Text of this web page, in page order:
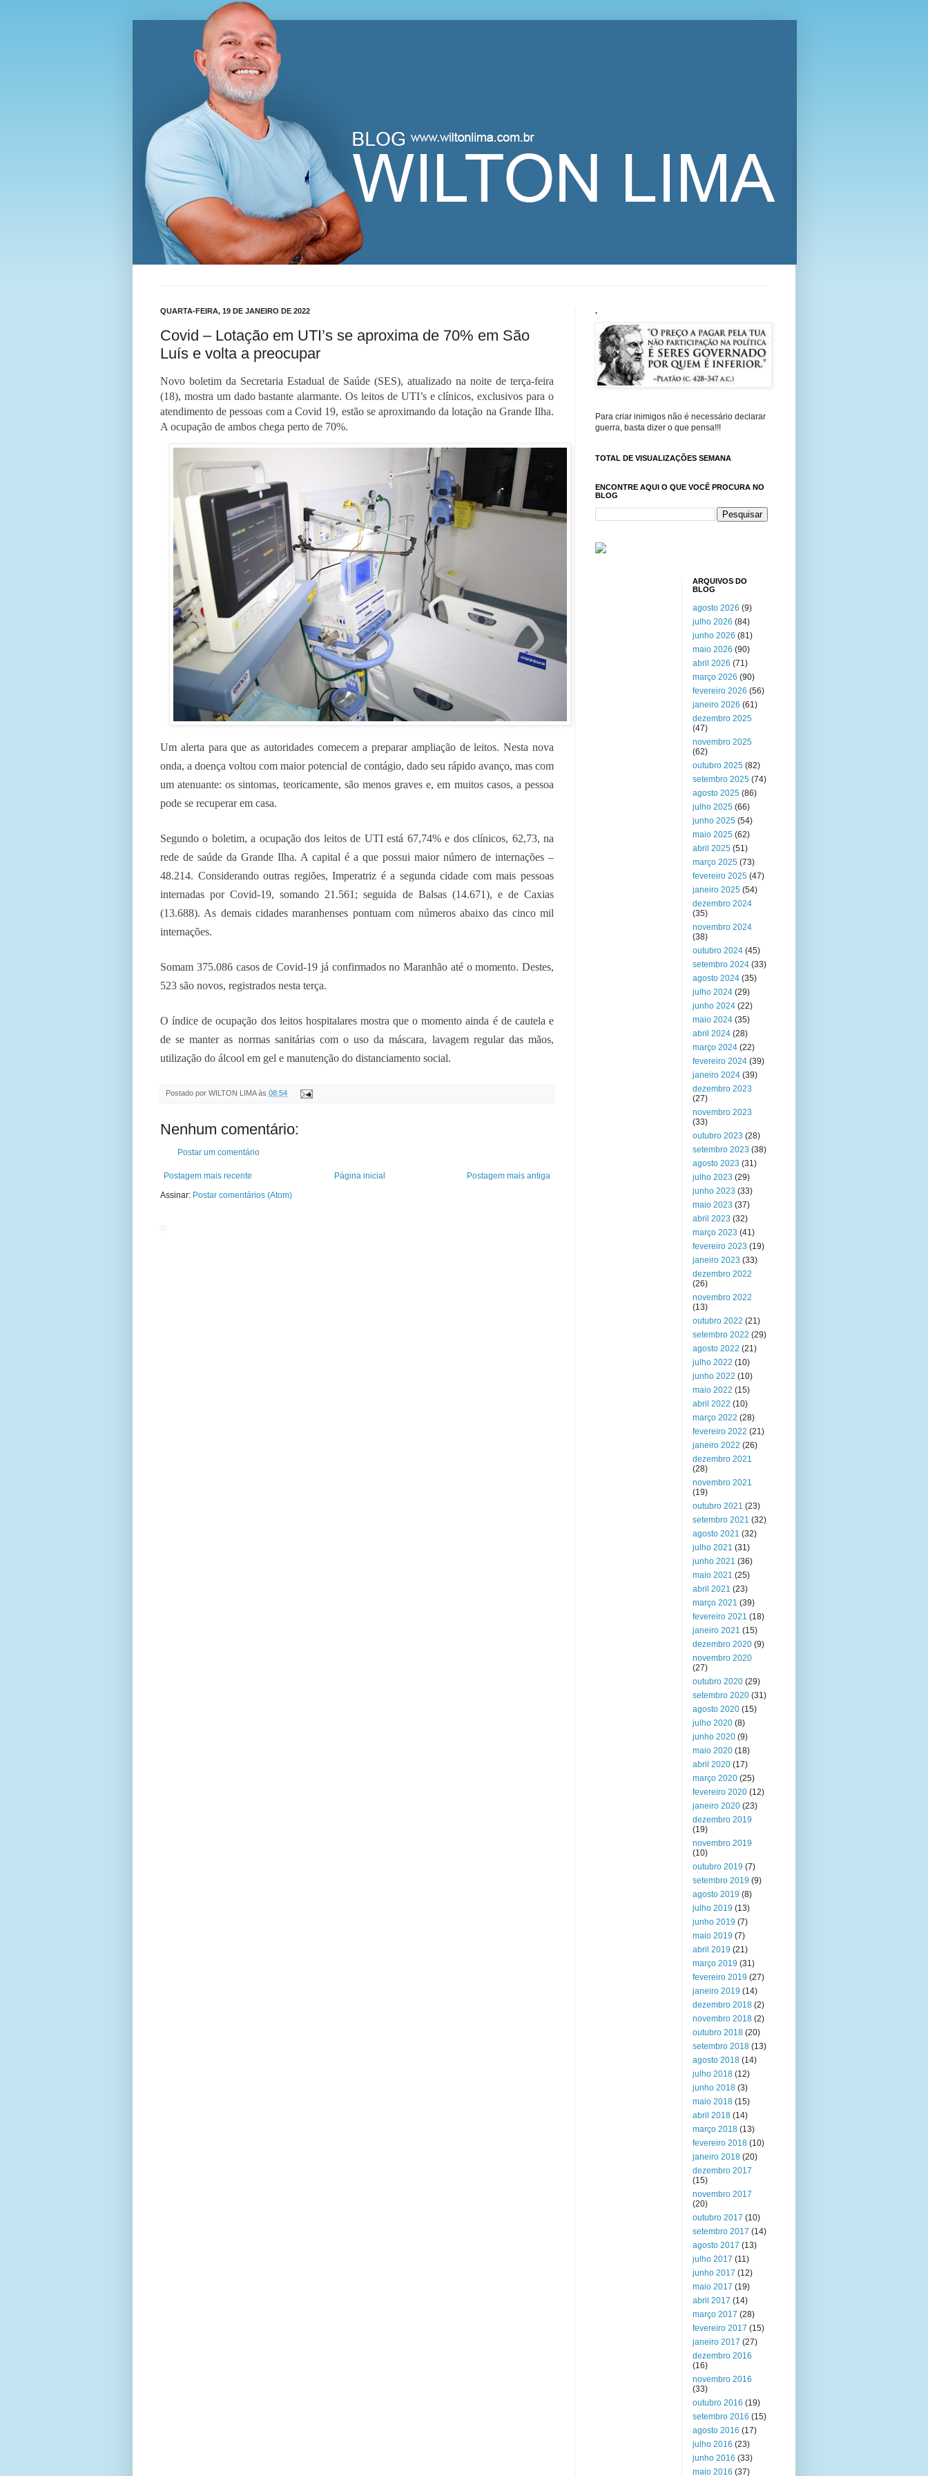
Blog Wilton Lima
QUARTA-FEIRA, 19 DE JANEIRO DE 2022
Covid – Lotação em UTI’s se aproxima de 70% em São
Luís e volta a preocupar
Novo boletim da Secretaria Estadual de Saúde (SES), atualizado na noite de terça-feira
(18), mostra um dado bastante alarmante. Os leitos de UTI’s e clínicos, exclusivos para o
atendimento de pessoas com a Covid 19, estão se aproximando da lotação na Grande Ilha.
A ocupação de ambos chega perto de 70%.
Um alerta para que as autoridades comecem a preparar ampliação de leitos. Nesta nova
onda, a doença voltou com maior potencial de contágio, dado seu rápido avanço, mas com
um atenuante: os sintomas, teoricamente, são menos graves e, em muitos casos, a pessoa
pode se recuperar em casa.
Segundo o boletim, a ocupação dos leitos de UTI está 67,74% e dos clínicos, 62,73, na
rede de saúde da Grande Ilha. A capital é a que possui maior número de internações –
48.214. Considerando outras regiões, Imperatriz é a segunda cidade com mais pessoas
internadas por Covid-19, somando 21.561; seguida de Balsas (14.671), e de Caxias
(13.688). As demais cidades maranhenses pontuam com números abaixo das cinco mil
internações.
Somam 375.086 casos de Covid-19 já confirmados no Maranhão até o momento. Destes,
523 são novos, registrados nesta terça.
O índice de ocupação dos leitos hospitalares mostra que o momento ainda é de cautela e
de se manter as normas sanitárias com o uso da máscara, lavagem regular das mãos,
utilização do álcool em gel e manutenção do distanciamento social.
Postado por WILTON LIMA às 08:54
Nenhum comentário:
Postar um comentário
Postagem mais recente Postagem mais antiga
Página inicial
Assinar: Postar comentários (Atom)
.
Para criar inimigos não é necessário declarar
guerra, basta dizer o que pensa!!!
TOTAL DE VISUALIZAÇÕES SEMANA
ENCONTRE AQUI O QUE VOCÊ PROCURA NO
BLOG
ARQUIVOS DO
BLOG
agosto 2026 (9)
julho 2026 (84)
junho 2026 (81)
maio 2026 (90)
abril 2026 (71)
março 2026 (90)
fevereiro 2026 (56)
janeiro 2026 (61)
dezembro 2025
(47)
novembro 2025
(62)
outubro 2025 (82)
setembro 2025 (74)
agosto 2025 (86)
julho 2025 (66)
junho 2025 (54)
maio 2025 (62)
abril 2025 (51)
março 2025 (73)
fevereiro 2025 (47)
janeiro 2025 (54)
dezembro 2024
(35)
novembro 2024
(38)
outubro 2024 (45)
setembro 2024 (33)
agosto 2024 (35)
julho 2024 (29)
junho 2024 (22)
maio 2024 (35)
abril 2024 (28)
março 2024 (22)
fevereiro 2024 (39)
janeiro 2024 (39)
dezembro 2023
(27)
novembro 2023
(33)
outubro 2023 (28)
setembro 2023 (38)
agosto 2023 (31)
julho 2023 (29)
junho 2023 (33)
maio 2023 (37)
abril 2023 (32)
março 2023 (41)
fevereiro 2023 (19)
janeiro 2023 (33)
dezembro 2022
(26)
novembro 2022
(13)
outubro 2022 (21)
setembro 2022 (29)
agosto 2022 (21)
julho 2022 (10)
junho 2022 (10)
maio 2022 (15)
abril 2022 (10)
março 2022 (28)
fevereiro 2022 (21)
janeiro 2022 (26)
dezembro 2021
(28)
novembro 2021
(19)
outubro 2021 (23)
setembro 2021 (32)
agosto 2021 (32)
julho 2021 (31)
junho 2021 (36)
maio 2021 (25)
abril 2021 (23)
março 2021 (39)
fevereiro 2021 (18)
janeiro 2021 (15)
dezembro 2020 (9)
novembro 2020
(27)
outubro 2020 (29)
setembro 2020 (31)
agosto 2020 (15)
julho 2020 (8)
junho 2020 (9)
maio 2020 (18)
abril 2020 (17)
março 2020 (25)
fevereiro 2020 (12)
janeiro 2020 (23)
dezembro 2019
(19)
novembro 2019
(10)
outubro 2019 (7)
setembro 2019 (9)
agosto 2019 (8)
julho 2019 (13)
junho 2019 (7)
maio 2019 (7)
abril 2019 (21)
março 2019 (31)
fevereiro 2019 (27)
janeiro 2019 (14)
dezembro 2018 (2)
novembro 2018 (2)
outubro 2018 (20)
setembro 2018 (13)
agosto 2018 (14)
julho 2018 (12)
junho 2018 (3)
maio 2018 (15)
abril 2018 (14)
março 2018 (13)
fevereiro 2018 (10)
janeiro 2018 (20)
dezembro 2017
(15)
novembro 2017
(20)
outubro 2017 (10)
setembro 2017 (14)
agosto 2017 (13)
julho 2017 (11)
junho 2017 (12)
maio 2017 (19)
abril 2017 (14)
março 2017 (28)
fevereiro 2017 (15)
janeiro 2017 (27)
dezembro 2016
(16)
novembro 2016
(33)
outubro 2016 (19)
setembro 2016 (15)
agosto 2016 (17)
julho 2016 (23)
junho 2016 (33)
maio 2016 (37)